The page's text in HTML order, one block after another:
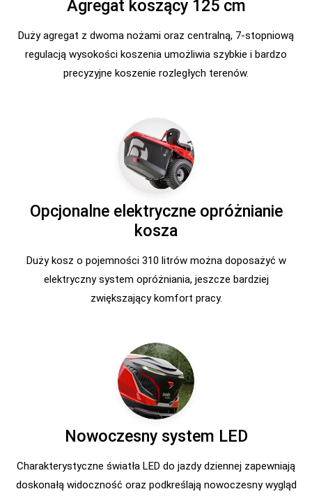
Agregat koszący 125 cm
Duży agregat z dwoma nożami oraz centralną, 7-stopniową
regulacją wysokości koszenia umożliwia szybkie i bardzo
precyzyjne koszenie rozległych terenów.
Opcjonalne elektryczne opróżnianie
kosza
Duży kosz o pojemności 310 litrów można doposażyć w
elektryczny system opróżniania, jeszcze bardziej
zwiększający komfort pracy.
Nowoczesny system LED
Charakterystyczne światła LED do jazdy dziennej zapewniają
doskonałą widoczność oraz podkreślają nowoczesny wygląd